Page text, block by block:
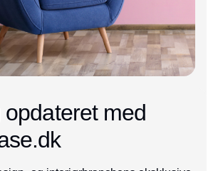
opdateret med